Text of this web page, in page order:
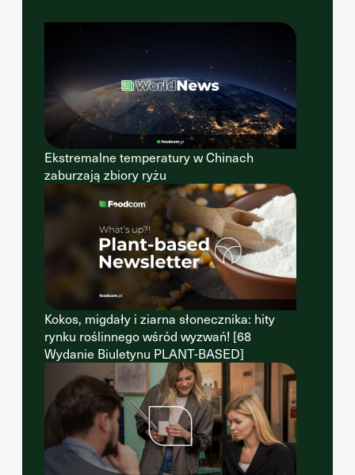
Ekstremalne temperatury w Chinach
zaburzają zbiory ryżu
Kokos, migdały i ziarna słonecznika: hity
rynku roślinnego wśród wyzwań! [68
Wydanie Biuletynu PLANT-BASED]